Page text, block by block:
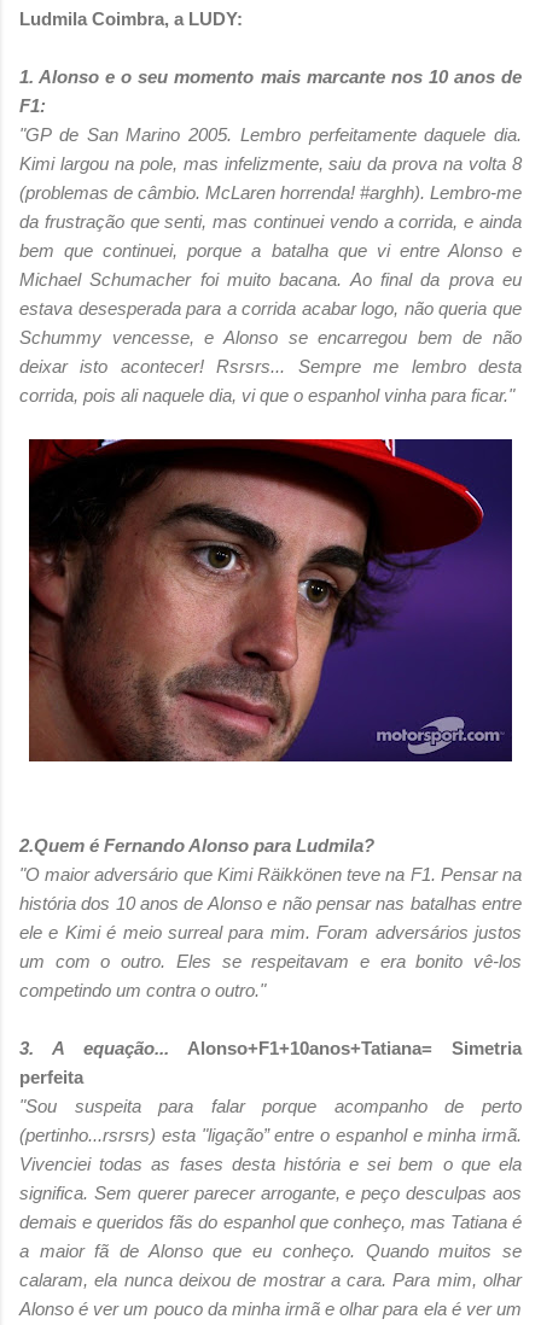
Ludmila Coimbra, a LUDY:
1. Alonso e o seu momento mais marcante nos 10 anos de
F1:
"GP de San Marino 2005. Lembro perfeitamente daquele dia.
Kimi largou na pole, mas infelizmente, saiu da prova na volta 8
(problemas de câmbio. McLaren horrenda! #arghh). Lembro-me
da frustração que senti, mas continuei vendo a corrida, e ainda
bem que continuei,porque a batalha que vi entre Alonso e
Michael Schumacher foi muito bacana. Ao final da prova eu
estava desesperada para a corrida acabar logo, não queria que
Schummy vencesse,e Alonso se encarregou bem de não
deixar isto acontecer! Rsrsrs... Sempre me lembro desta
corrida, pois ali naquele dia, vi que o espanhol vinha para ficar."
2.Quem é Fernando Alonso para Ludmila?
"O maior adversário que Kimi Räikkönen teve na F1. Pensar na
história dos 10 anos de Alonsoe não pensar nas batalhas entre
ele e Kimi é meio surreal para mim. Foram adversários justos
um com o outro. Eles se respeitavam e era bonito vê-los
competindo um contra o outro."
3. A equação... Alonso+F1+10anos+Tatiana= Simetria
perfeita
"Sou suspeita para falar porque acompanho de perto
(pertinho...rsrsrs) esta "ligação” entre o espanhol e minha irmã.
Vivenciei todas as fases desta história e sei bem o que ela
significa. Sem querer parecer arrogante, e peço desculpas aos
demais e queridos fãs do espanhol que conheço, mas Tatiana é
a maior fã de Alonso que eu conheço. Quando muitos se
calaram,ela nunca deixou de mostrar a cara. Para mim, olhar
Alonso é ver um pouco da minha irmã eolhar para ela é ver um